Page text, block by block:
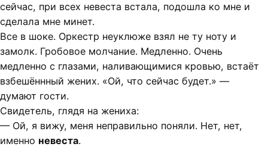
сейчас, при всех невеста встала, подошла ко мне и
сделала мне минет.
Все в шоке. Оркестр неуклюже взял не ту ноту и
замолк. Гробовое молчание. Медленно. Очень
медленно с глазами, наливающимися кровью, встаёт
взбешённный жених. «Ой, что сейчас будет.» —
думают гости.
Свидетель, глядя на жениха:
— Ой, я вижу, меня неправильно поняли. Нет, нет,
именно невеста.